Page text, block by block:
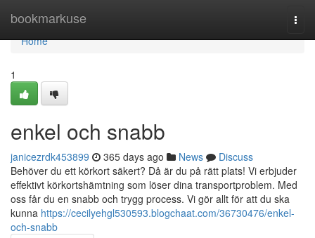
bookmarkuse
Home
Home
1
enkel och snabb
janicezrdk453899 365 days ago News
Discuss
Behöver du ett körkort säkert? Då är du på rätt plats! Vi erbjuder
effektivt körkortshämtning som löser dina transportproblem. Med
oss får du en snabb och trygg process. Vi gör allt för att du ska
kunna https://cecilyehgl530593.blogchaat.com/36730476/enkel-
och-snabb